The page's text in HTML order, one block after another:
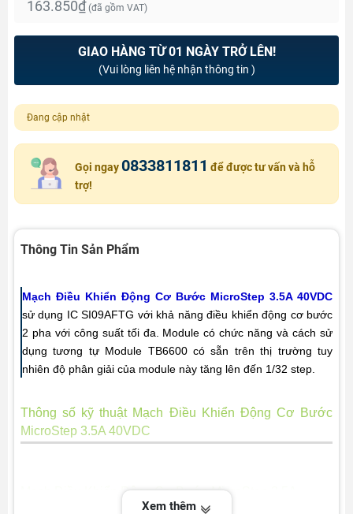
163.850₫ (đã gồm VAT)
GIAO HÀNG TỪ 01 NGÀY TRỞ LÊN!
(Vui lòng liên hệ nhận thông tin )
Đang cập nhật
Gọi ngay 0833811811 để được tư vấn và hỗ
trợ!
Thông Tin Sản Phẩm
Mạch Điều Khiển Động Cơ Bước MicroStep 3.5A 40VDC
sử dụng IC SI09AFTG với khả năng điều khiển động cơ bước
2 pha với công suất tối đa. Module có chức năng và cách sử
dụng tương tự Module TB6600 có sẵn trên thị trường tuy
nhiên độ phân giải của module này tăng lên đến 1/32 step.
Thông số kỹ thuật Mạch Điều Khiển Động Cơ Bước
MicroStep 3.5A 40VDC
Mạch Điều Khiển Động Cơ Bước MicroStep 3.5A
Xem thêm